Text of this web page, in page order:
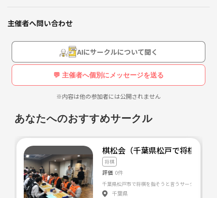
将棋を始めようと思っている方も、既に夢中になっている
方も、誰でも楽しく集まれるサークルを作りたいと思って
います。
ゆくゆくは、福岡に将棋カフェを作るのが夢です。ここか
ら福岡の将棋文化を創りましょう。その第一歩を踏み出す
のは、そう、あなただ…。
そんな私が福岡に越して来てからはや3年。だいぶ街にも慣れてきた頃
合いです。
ご飯も美味しく、家賃も安い。若者は活気に溢れ、自然も豊かなこの福
岡という街が私は大好きです。しかし、どこか引っかかる――何かが、足り
そう、将棋です。連盟の将棋会館や将棋道場、子供将棋教室はまばらに
そんな気持ちから、ToNaRiを立ち上げました。将棋で最弱の駒である
うで、私はこのルールが大好きです。
いつかと金になるその日を夢見て頑張る誰かと、将棋を通じて隣で語り
合いたい。そんな友人と出会う場として、明日を生きる活力を手にする
場として、このサークルを楽しんでほしい。
主催者へ問い合わせ
AIにサークルについて聞く
💬 主催者へ個別にメッセージを送る
※内容は他の参加者には公開されません
あなたへのおすすめサークル
棋松会（千葉県松戸で将棋をや
将棋
評価 0件
千葉県松戸市で将棋を指そうと言うサークルです
千葉県